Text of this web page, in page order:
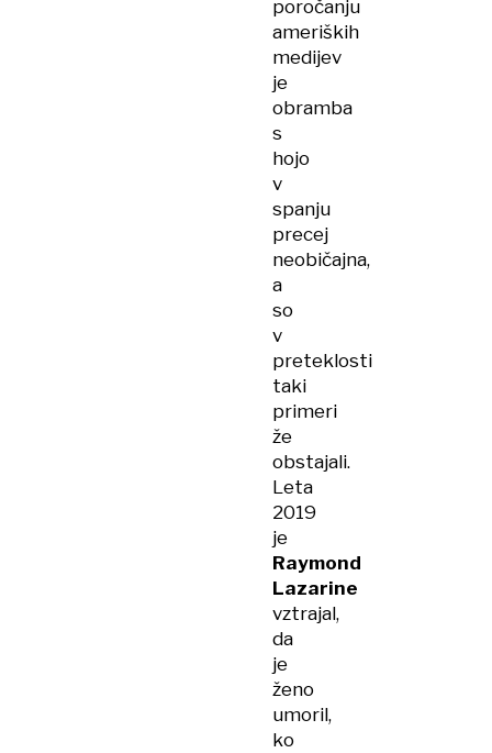
spanju?
poročanju
ameriških
medijev
je
obramba
s
hojo
v
spanju
precej
neobičajna,
a
so
v
preteklosti
taki
primeri
že
obstajali.
Leta
2019
je
Raymond
Lazarine
vztrajal,
da
je
ženo
umoril,
ko